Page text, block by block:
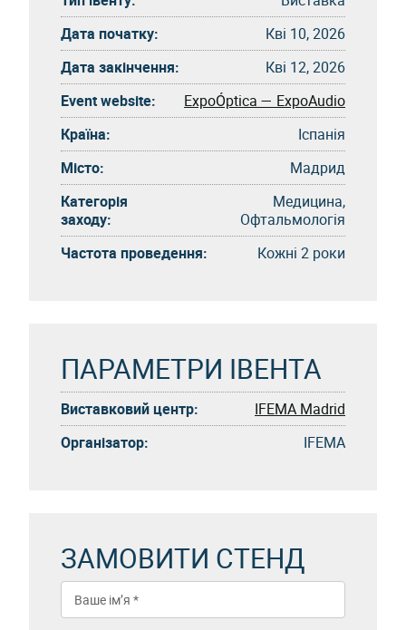
Дата початку:
Кві 10, 2026
Дата закінчення:
Кві 12, 2026
Event website:
ExpoÓptica — ExpoAudio
Країна:
Іспанія
Місто:
Мадрид
Категорія
заходу:
Медицина,
Офтальмологія
Частота проведення:
Кожні 2 роки
ПАРАМЕТРИ ІВЕНТА
Виставковий центр:
IFEMA Madrid
Організатор:
IFEMA
ЗАМОВИТИ СТЕНД